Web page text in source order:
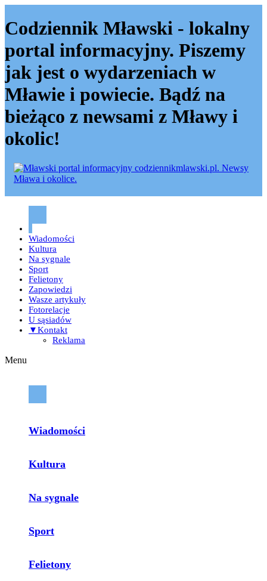
Codziennik Mławski - lokalny
portal informacyjny. Piszemy
jak jest o wydarzeniach w
Mławie i powiecie. Bądź na
bieżąco z newsami z Mławy i
okolic!
Codziennik mławski – Mława
Wiadomości
Kultura
Na sygnale
Sport
Felietony
Zapowiedzi
Wasze artykuły
Fotorelacje
U sąsiadów
▼Kontakt
Reklama
Menu
Wiadomości
Kultura
Na sygnale
Sport
Felietony